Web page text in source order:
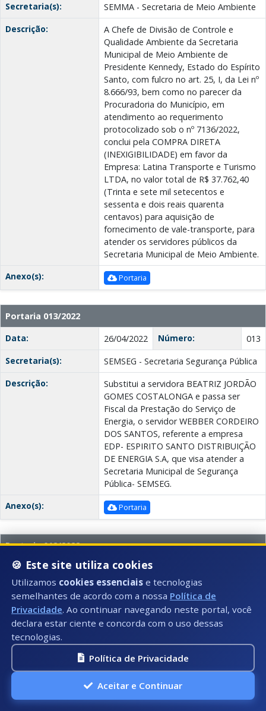
Secretaria(s):
SEMMA - Secretaria de Meio Ambiente
Descrição:
A Chefe de Divisão de Controle e
Qualidade Ambiente da Secretaria
Municipal de Meio Ambiente de
Presidente Kennedy, Estado do Espírito
Santo, com fulcro no art. 25, I, da Lei nº
8.666/93, bem como no parecer da
Procuradoria do Município, em
atendimento ao requerimento
protocolizado sob o nº 7136/2022,
conclui pela COMPRA DIRETA
(INEXIGIBILIDADE) em favor da
Empresa: Latina Transporte e Turismo
LTDA, no valor total de R$ 37.762,40
(Trinta e sete mil setecentos e
sessenta e dois reais quarenta
centavos) para aquisição de
fornecimento de vale-transporte, para
atender os servidores públicos da
Secretaria Municipal de Meio Ambiente.
Anexo(s):
Portaria
Portaria 013/2022
Data:
26/04/2022 Número:
013
Secretaria(s):
SEMSEG - Secretaria Segurança Pública
Descrição:
Substitui a servidora BEATRIZ JORDÃO
GOMES COSTALONGA e passa ser
Fiscal da Prestação do Serviço de
Energia, o servidor WEBBER CORDEIRO
DOS SANTOS, referente a empresa
EDP- ESPIRITO SANTO DISTRIBUIÇÃO
DE ENERGIA S.A, que visa atender a
Secretaria Municipal de Segurança
Pública- SEMSEG.
Anexo(s):
Portaria
Portaria 012/2022
Data:
26/04/2022
Secretaria(s):
SEMSEG - Secretaria Segurança Pública
Descrição:
Substitui a servidora BEATRIZ JORDÃO
GOMES COSTALONGA e passa ser
CORDEIRO DOS SANTOS, referente a
empresa PRESTADORA OI
S.A/TELEMAR NORTE LESTE S/A, que
visa atender a Secretaria Municipal de
🍪 Este site utiliza cookies
Utilizamos cookies essenciais e tecnologias
semelhantes de acordo com a nossa Política de
Privacidade. Ao continuar navegando neste portal, você
declara estar ciente e concorda com o uso dessas
tecnologias.
Política de Privacidade
Aceitar e Continuar